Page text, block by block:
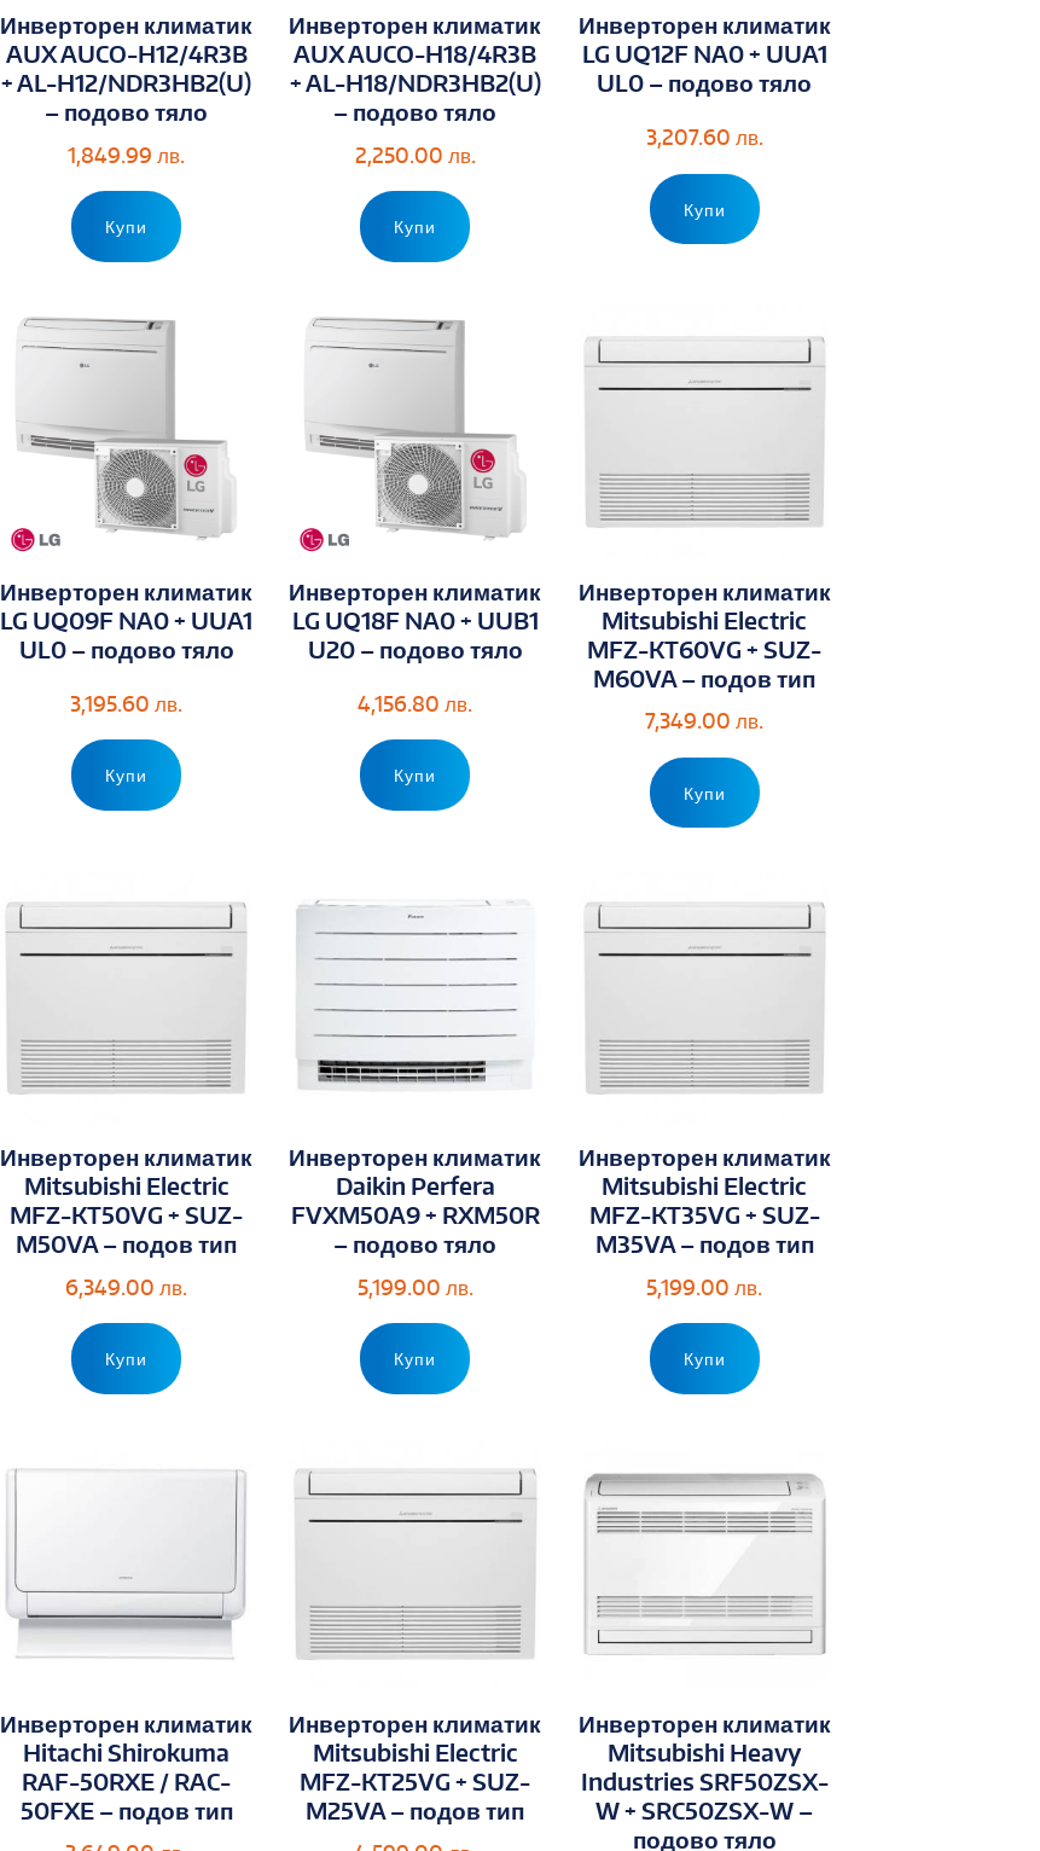
Инверторен климатик
AUX AUCO-H12/4R3B
+ AL-H12/NDR3HB2(U)
– подово тяло
1,849.99лв.
Купи
Инверторен климатик
AUX AUCO-H18/4R3B
+ AL-H18/NDR3HB2(U)
– подово тяло
2,250.00 лв.
Купи
Инверторен климатик
LG UQ12F NA0 + UUA1
UL0 – подово тяло
3,207.60 лв.
Купи
Инверторен климатик
LG UQ09F NA0 + UUA1
UL0 – подово тяло
3,195.60лв.
Купи
Инверторен климатик
LG UQ18F NA0 + UUB1
U20 – подово тяло
4,156.80лв.
Купи
Инверторен климатик
Mitsubishi Electric
MFZ-KT60VG + SUZ-
M60VA – подов тип
7,349.00лв.
Купи
Инверторен климатик
Mitsubishi Electric
MFZ-KT50VG + SUZ-
M50VA – подов тип
6,349.00лв.
Купи
Инверторен климатик
Daikin Perfera
FVXM50A9 + RXM50R
– подово тяло
5,199.00 лв.
Купи
Инверторен климатик
Mitsubishi Electric
MFZ-KT35VG + SUZ-
M35VA – подов тип
5,199.00лв.
Купи
Инверторен климатик
Hitachi Shirokuma
RAF-50RXE / RAC-
50FXE – подов тип
Инверторен климатик
Mitsubishi Electric
MFZ-KT25VG + SUZ-
M25VA – подов тип
Инверторен климатик
Mitsubishi Heavy
Industries SRF50ZSX-
W + SRC50ZSX-W –
подово тяло